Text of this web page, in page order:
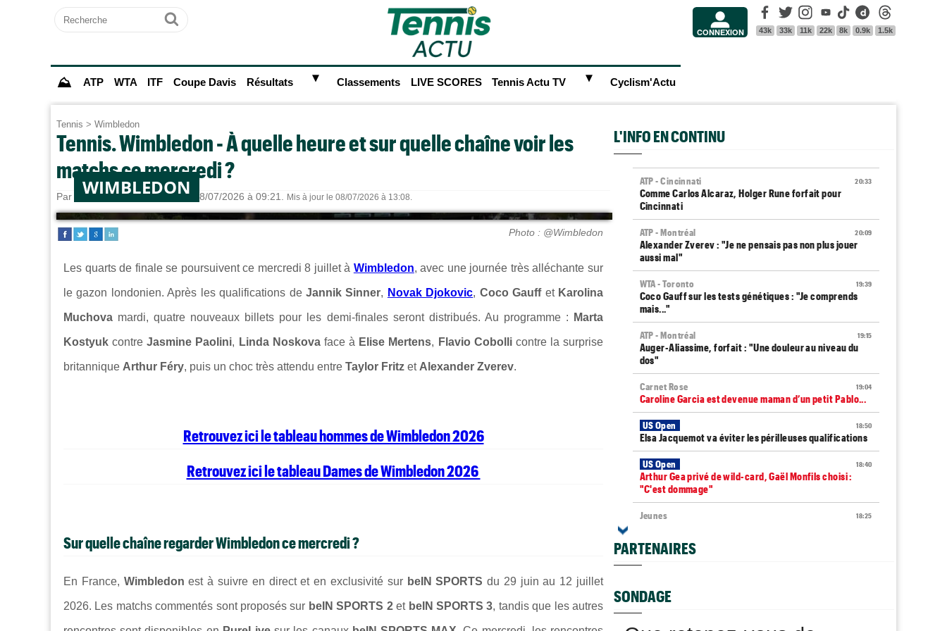
Recherche
Ok CONNEXION
Facebook
43k
Twitter
33k
Instagram
11k
Youtube
22k
Tik Tok
8k
Dailymotion
0.9k 1.5k
⛰ ATP WTA ITF Coupe Davis Résultats ► Classements LIVE SCORES Tennis Actu TV ► Cyclism'Actu
Tennis > Wimbledon
Tennis. Wimbledon - À quelle heure et sur quelle chaîne voir les
matchs ce mercredi ?
Par Alexandre HERCHEUX le 08/07/2026 à 09:21. Mis à jour le 08/07/2026 à 13:08.
WIMBLEDON
Photo : @Wimbledon
Les quarts de finale se poursuivent ce mercredi 8 juillet à Wimbledon, avec une journée très alléchante sur
le gazon londonien. Après les qualifications de Jannik Sinner, Novak Djokovic, Coco Gauffet Karolina
Muchova mardi, quatre nouveaux billets pour les demi-finales seront distribués. Au programme : Marta
Kostyuk contreJasmine Paolini, Linda Noskovaface à Elise Mertens, Flavio Cobollicontre la surprise
britannique Arthur Féry, puis un choc très attendu entre Taylor Fritz et Alexander Zverev.
Retrouvez ici le tableau hommes de Wimbledon 2026
Retrouvez ici le tableau Dames de Wimbledon 2026
Sur quelle chaîne regarderWimbledonce mercredi ?
En France, Wimbledon est à suivre en direct et en exclusivité sur beIN SPORTS du 29 juin au 12 juillet
2026. Les matchs commentés sont proposés sur beIN SPORTS 2et beIN SPORTS 3, tandis que les autres
L'INFO EN CONTINU
20:33
ATP - Cincinnati
Comme Carlos Alcaraz, Holger Rune forfait pour
Cincinnati
20:09
ATP - Montréal
Alexander Zverev : "Je ne pensais pas non plus jouer
aussi mal"
19:39
WTA - Toronto
Coco Gauff sur les tests génétiques : "Je comprends
mais..."
19:15
ATP - Montréal
Auger-Aliassime, forfait : "Une douleur au niveau du
dos"
19:04
Carnet Rose
Caroline Garcia est devenue maman d’un petit Pablo...
18:50
US Open
Elsa Jacquemot va éviter les périlleuses qualifications
18:40
US Open
Arthur Gea privé de wild-card, Gaël Monfils choisi :
"C'est dommage"
18:25
Jeunes
Jeunes
championne d’Europe
PARTENAIRES
SONDAGE